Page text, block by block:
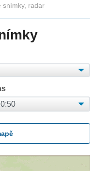
snímky, radar